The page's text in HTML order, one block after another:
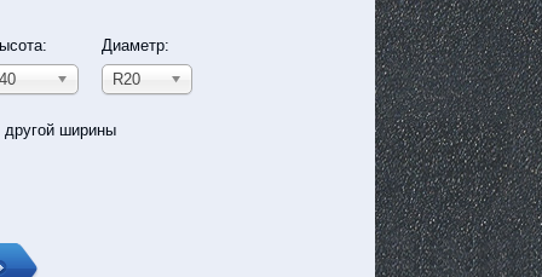
40
Диаметр:
R20
другой ширины